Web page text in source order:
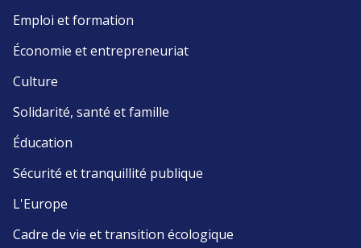
Emploi et formation
Économie et entrepreneuriat
Culture
Solidarité, santé et famille
Éducation
Sécurité et tranquillité publique
L'Europe
Cadre de vie et transition écologique